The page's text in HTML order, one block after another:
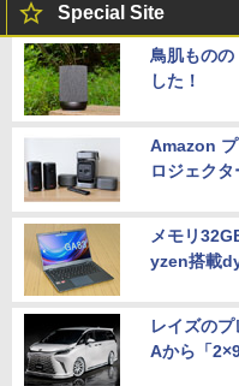
Special Site
鳥肌ものの
した！
Amazon
ロジェク
メモリ
yzen搭載
レイズの
Aから「